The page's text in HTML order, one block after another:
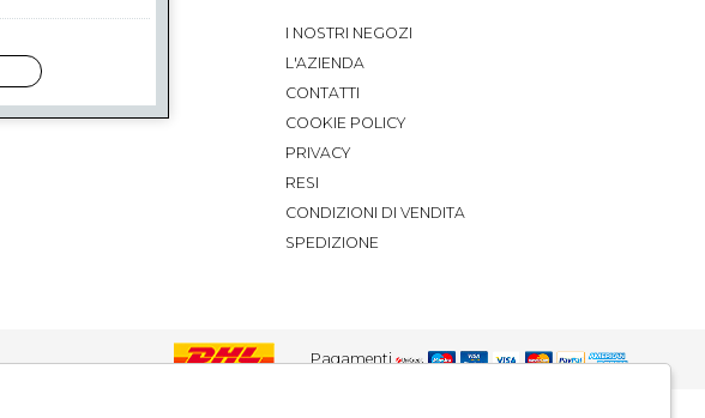
I NOSTRI NEGOZI
L'AZIENDA
CONTATTI
COOKIE POLICY
PRIVACY
RESI
CONDIZIONI DI VENDITA
SPEDIZIONE
Pagamenti